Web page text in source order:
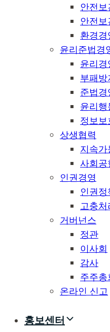
안전
안전
환경
윤리준법경
윤리경
부패방
준법경
윤리행
정보보
상생협력
지속
사회공
인권경영
인권정
고충
거버넌스
정관
이사회
감사
주주총
온라인 신고
홍보센터